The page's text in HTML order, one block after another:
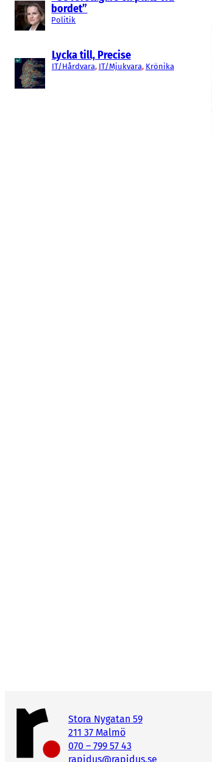
bordet”
Politik
Lycka till, Precise
IT/Hårdvara, IT/Mjukvara, Krönika
Stora Nygatan 59
211 37 Malmö
070 – 799 57 43
rapidus@rapidus.se